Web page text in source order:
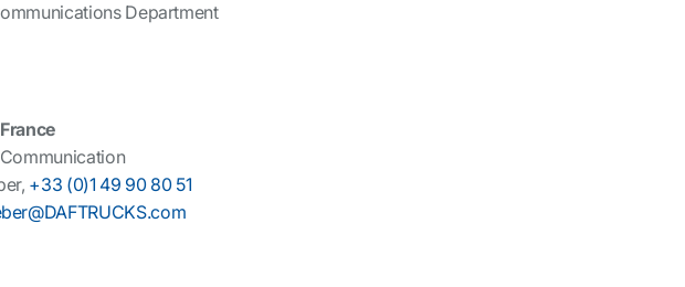
Department
+33 (0)1 49 90 80 51